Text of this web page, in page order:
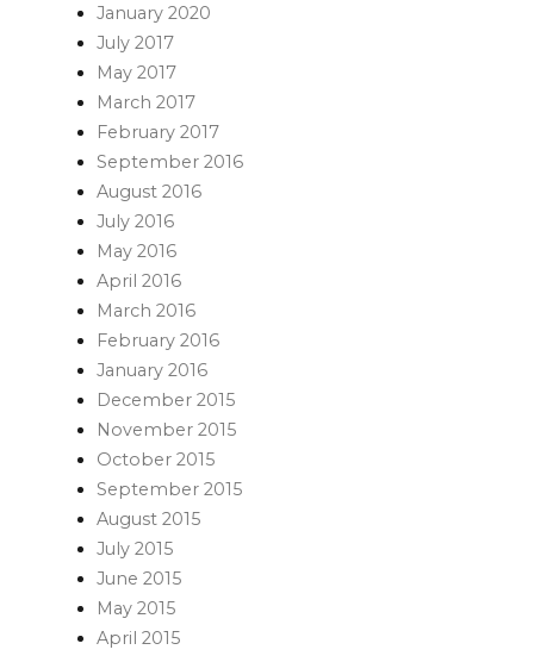
January 2020
July 2017
May 2017
March 2017
February 2017
September 2016
August 2016
July 2016
May 2016
April 2016
March 2016
February 2016
January 2016
December 2015
November 2015
October 2015
September 2015
August 2015
July 2015
June 2015
May 2015
April 2015